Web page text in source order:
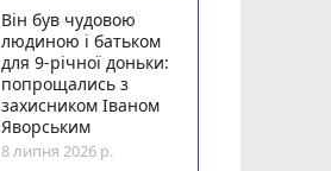
Він був чудовою
людиною і батьком
для 9-річної доньки:
попрощались з
захисником Іваном
Яворським
8 липня 2026 р.